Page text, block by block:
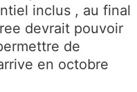
inclus , au final
devrait pouvoir
de
en octobre